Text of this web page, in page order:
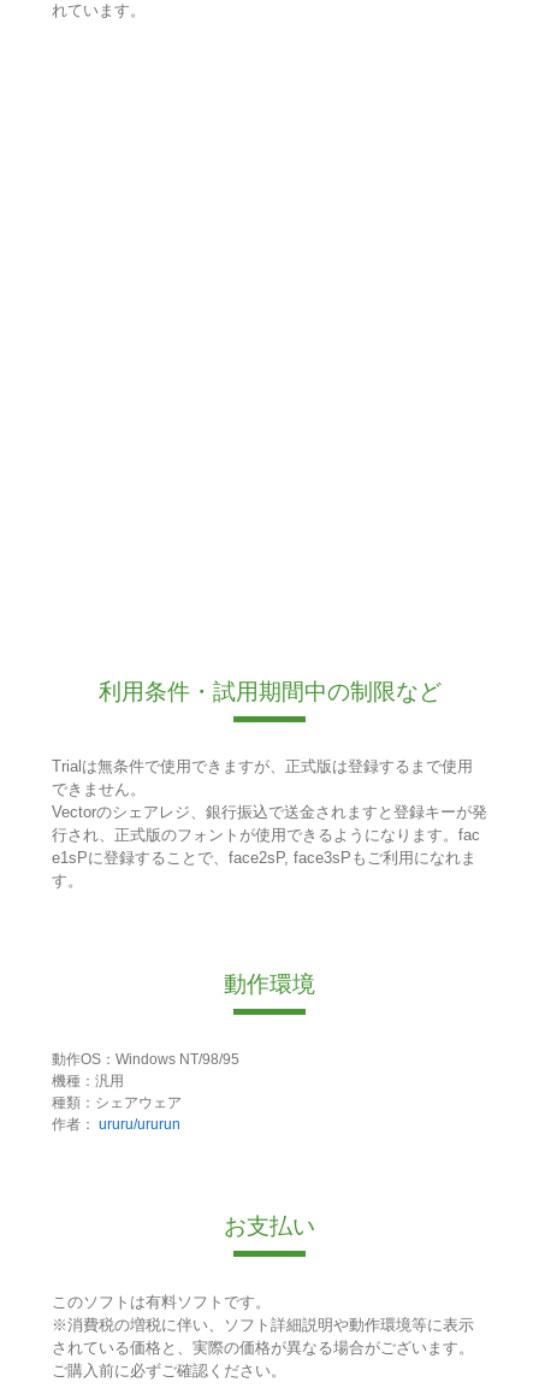
れています。
利用条件・試用期間中の制限など
Trialは無条件で使用できますが、正式版は登録するまで使用
できません。
Vectorのシェアレジ、銀行振込で送金されますと登録キーが発
行され、正式版のフォントが使用できるようになります。fac
e1sPに登録することで、face2sP, face3sPもご利用になれま
す。
動作環境
動作OS：Windows NT/98/95
機種：汎用
種類：シェアウェア
作者： ururu/ururun
お支払い
このソフトは有料ソフトです。
※消費税の増税に伴い、ソフト詳細説明や動作環境等に表示
されている価格と、実際の価格が異なる場合がございます。
ご購入前に必ずご確認ください。